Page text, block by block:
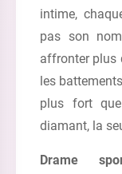
intime,
pas son
affronter plus
les
plus fort
diamant, la
Drame